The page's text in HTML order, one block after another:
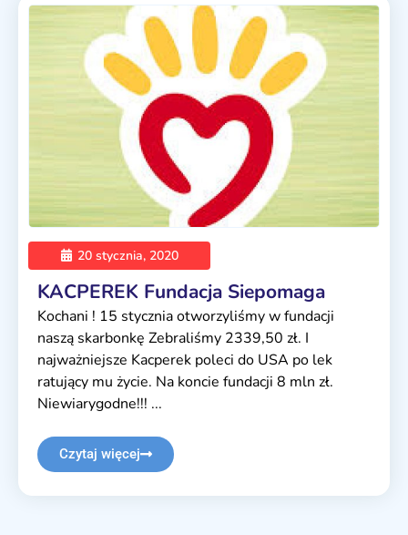
20 stycznia, 2020
KACPEREK Fundacja Siepomaga
Kochani ! 15 stycznia otworzyliśmy w fundacji
naszą skarbonkę Zebraliśmy 2339,50 zł. I
najważniejsze Kacperek poleci do USA po lek
ratujący mu życie. Na koncie fundacji 8 mln zł.
Niewiarygodne!!! ...
Czytaj więcej